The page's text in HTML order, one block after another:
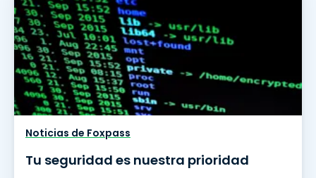
Noticias de Foxpass
Tu seguridad es nuestra prioridad